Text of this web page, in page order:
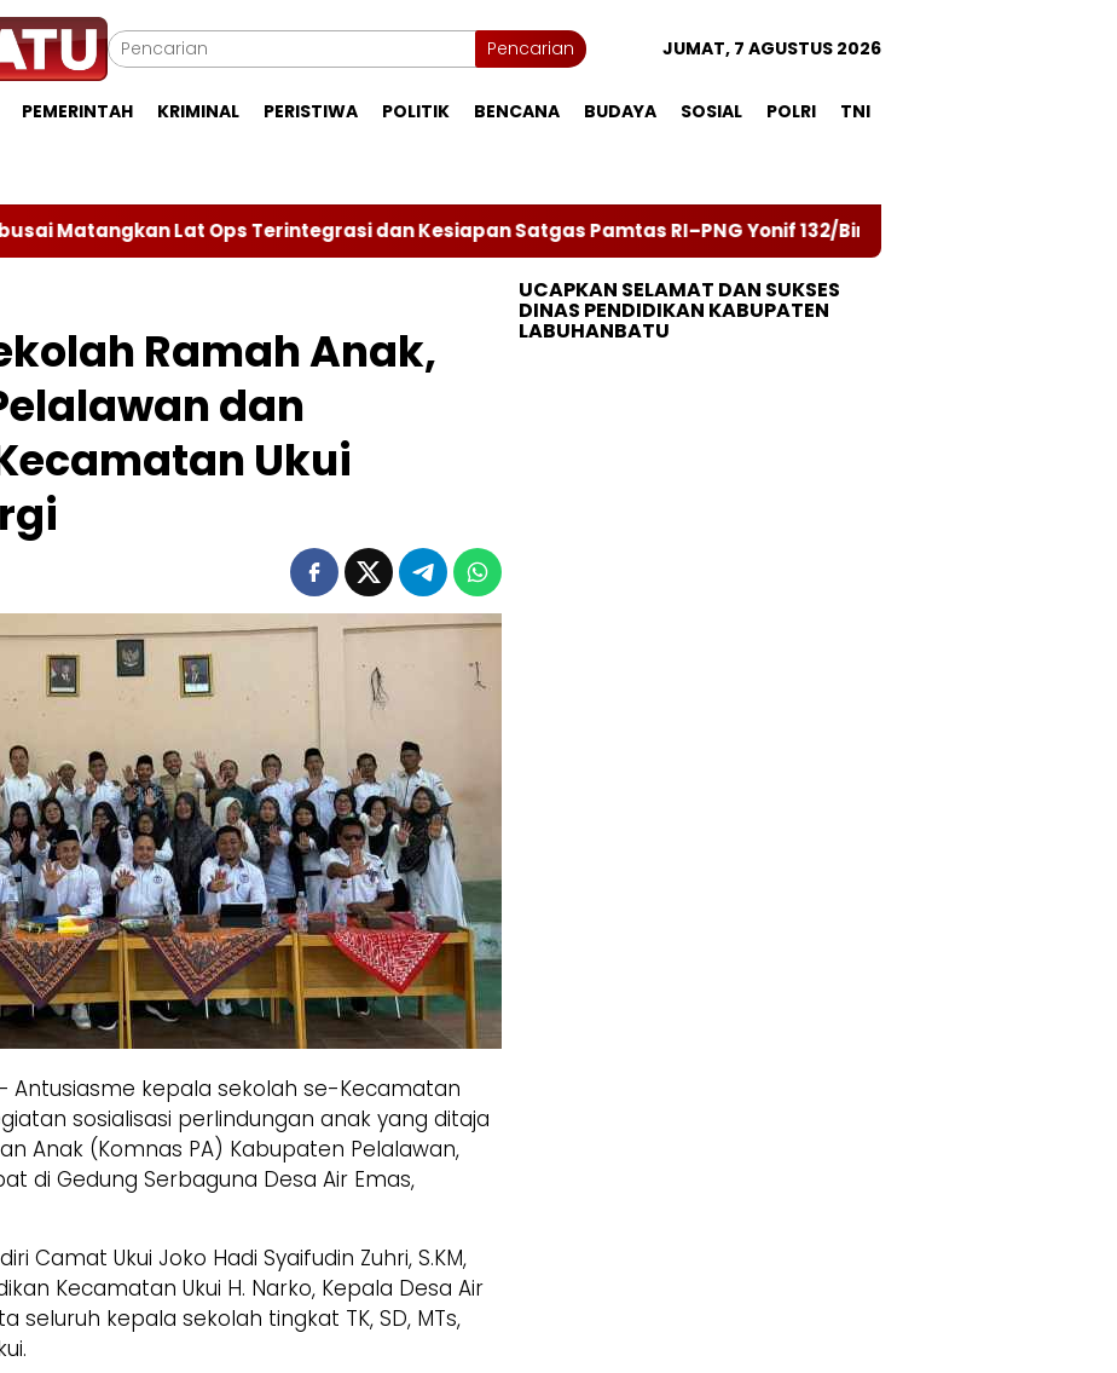
Pencarian JUMAT, 7 AGUSTUS 2026
PEMERINTAH KRIMINAL PERISTIWA POLITIK BENCANA BUDAYA SOSIAL POLRI TNI
Lat Ops Terintegrasi dan Kesiapan Satgas Pamtas RI–PNG Yonif 132/Bima Sakti
Ramah Anak,
dan
Ukui
Antusiasme kepala sekolah se-Kecamatan
sosialisasi perlindungan anak yang ditaja
Anak (Komnas PA) Kabupaten Pelalawan,
di Gedung Serbaguna Desa Air Emas,
Camat Ukui Joko Hadi Syaifudin Zuhri, S.KM,
Kecamatan Ukui H. Narko, Kepala Desa Air
seluruh kepala sekolah tingkat TK, SD, MTs,
UCAPKAN SELAMAT DAN SUKSES
DINAS PENDIDIKAN KABUPATEN
LABUHANBATU